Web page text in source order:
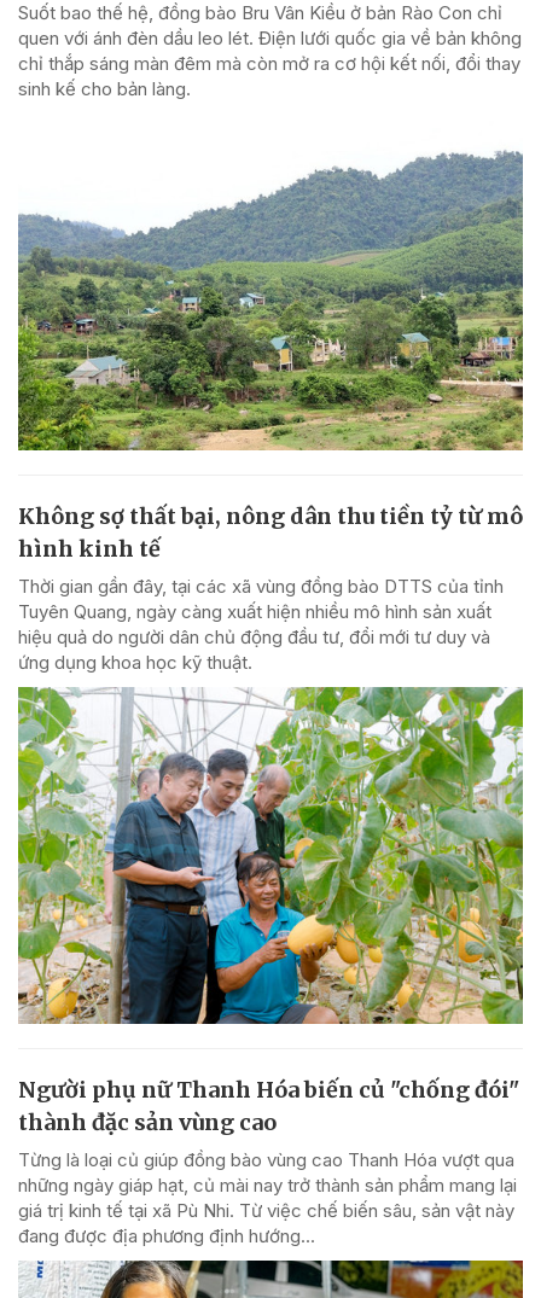
Suốt bao thế hệ, đồng bào Bru Vân Kiều ở bản Rào Con chỉ
quen với ánh đèn dầu leo lét. Điện lưới quốc gia về bản không
chỉ thắp sáng màn đêm mà còn mở ra cơ hội kết nối, đổi thay
sinh kế cho bản làng.
Không sợ thất bại, nông dân thu tiền tỷ từ mô
hình kinh tế
Thời gian gần đây, tại các xã vùng đồng bào DTTS của tỉnh
Tuyên Quang, ngày càng xuất hiện nhiều mô hình sản xuất
hiệu quả do người dân chủ động đầu tư, đổi mới tư duy và
ứng dụng khoa học kỹ thuật.
Người phụ nữ Thanh Hóa biến củ "chống đói"
thành đặc sản vùng cao
Từng là loại củ giúp đồng bào vùng cao Thanh Hóa vượt qua
những ngày giáp hạt, củ mài nay trở thành sản phẩm mang lại
giá trị kinh tế tại xã Pù Nhi. Từ việc chế biến sâu, sản vật này
đang được địa phương định hướng...